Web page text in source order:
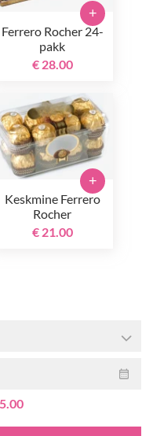
Ferrero Rocher 24-
pakk
€ 28.00
+
Keskmine Ferrero
Rocher
€ 21.00
+